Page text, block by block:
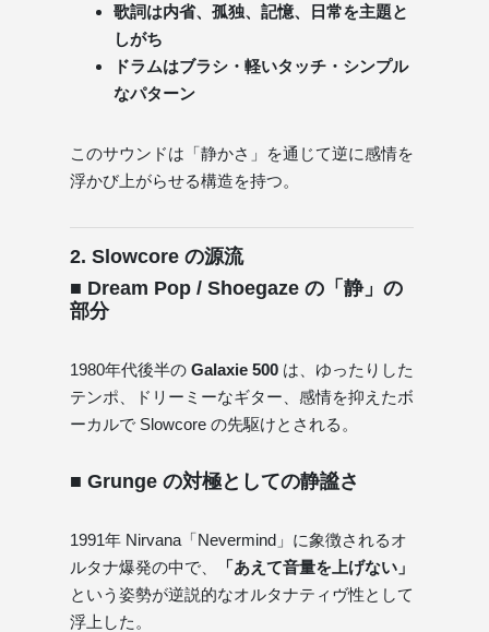
歌詞は内省、孤独、記憶、日常を主題と
しがち
ドラムはブラシ・軽いタッチ・シンプル
なパターン
このサウンドは「静かさ」を通じて逆に感情を
浮かび上がらせる構造を持つ。
2. Slowcore の源流
■ Dream Pop / Shoegaze の「静」の
部分
1980年代後半の Galaxie 500 は、ゆったりした
テンポ、ドリーミーなギター、感情を抑えたボ
ーカルで Slowcore の先駆けとされる。
■ Grunge の対極としての静謐さ
1991年 Nirvana「Nevermind」に象徴されるオ
ルタナ爆発の中で、
「あえて音量を上げない」
という姿勢が逆説的なオルタナティヴ性として
浮上した。